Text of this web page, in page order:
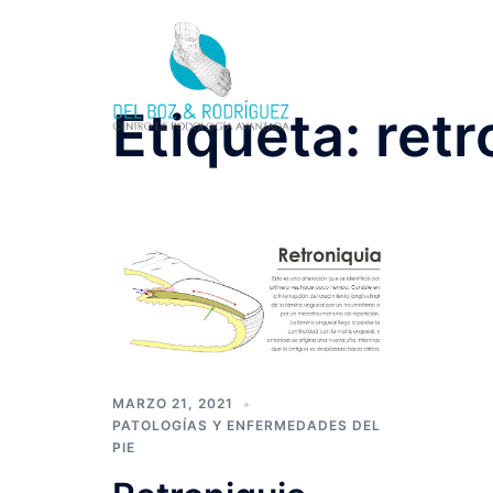
Etiqueta:
MARZO 21, 2021
PATOLOGÍAS Y ENFERMEDADES DEL
PIE